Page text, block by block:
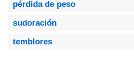
pérdida de peso
sudoración
temblores